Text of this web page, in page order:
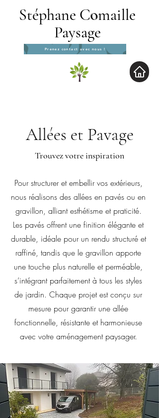
Stéphane Comaille
Paysage
Prenez contact avec nous !
Allées et Pavage
Trouvez votre inspiration
Pour structurer et embellir vos extérieurs,
nous réalisons des allées en pavés ou en
gravillon, alliant esthétisme et praticité.
Les pavés offrent une finition élégante et
durable, idéale pour un rendu structuré et
raffiné, tandis que le gravillon apporte
une touche plus naturelle et perméable,
s’intégrant parfaitement à tous les styles
de jardin. Chaque projet est conçu sur
mesure pour garantir une allée
fonctionnelle, résistante et harmonieuse
avec votre aménagement paysager.